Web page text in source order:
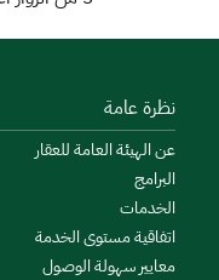
نظرة عامة
عن الهيئة العامة للعقار
البرامج
الخدمات
اتفاقية مستوى الخدمة
معايير سهولة الوصول